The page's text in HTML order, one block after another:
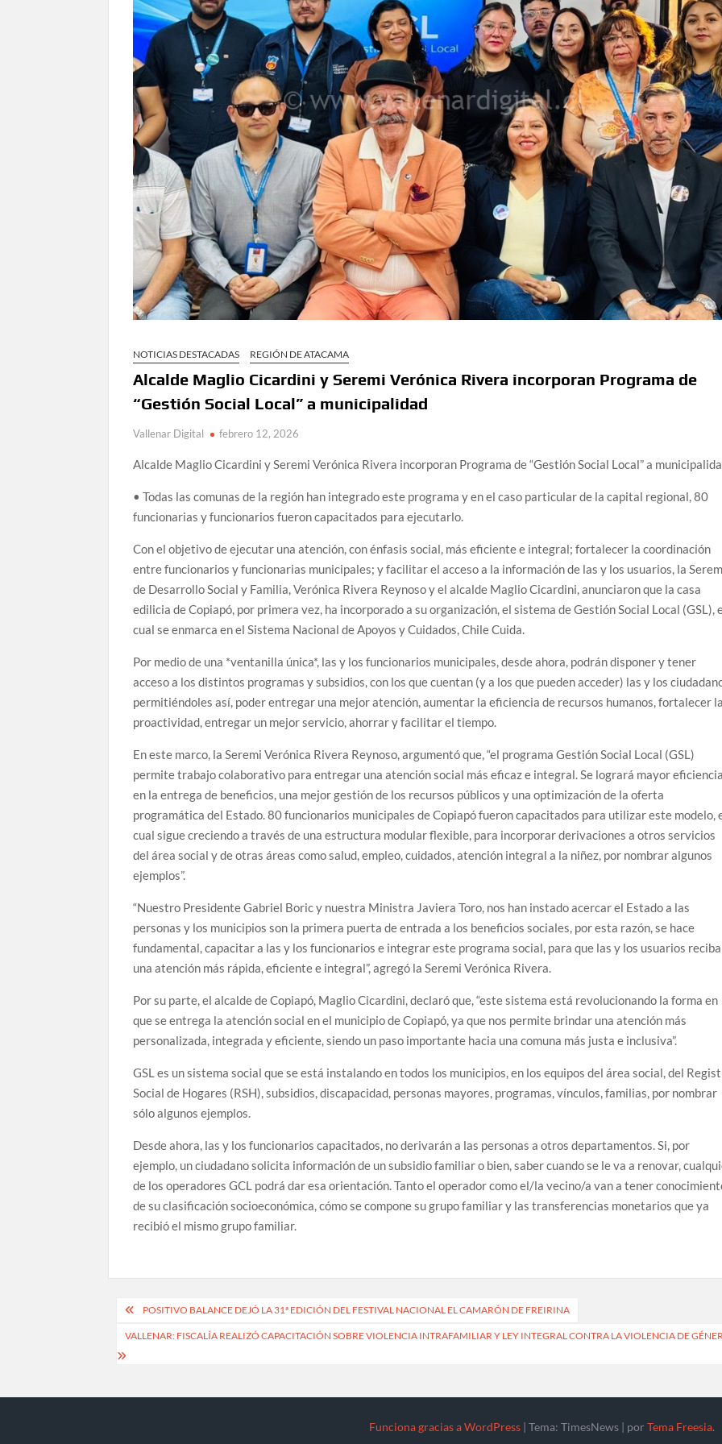
NOTICIAS DESTACADAS REGIÓN DE ATACAMA
Alcalde Maglio Cicardini y Seremi Verónica Rivera incorporan Programa de
“Gestión Social Local” a municipalidad
Vallenar Digital febrero 12, 2026
Alcalde Maglio Cicardini y Seremi Verónica Rivera incorporan Programa de “Gestión Social Local” a
• Todas las comunas de la región han integrado este programa y en el caso particular de la capital regional, 80
funcionarias y funcionarios fueron capacitados para ejecutarlo.
Con el objetivo de ejecutar una atención, con énfasis social, más eficiente e integral; fortalecer la coordinación
entre funcionarios y funcionarias municipales; y facilitar el acceso a la información de las y los usuarios, la
de Desarrollo Social y Familia, Verónica Rivera Reynoso y el alcalde Maglio Cicardini, anunciaron que la casa
edilicia de Copiapó, por primera vez, ha incorporado a su organización, el sistema de Gestión Social Local (GSL),
cual se enmarca en el Sistema Nacional de Apoyos y Cuidados, Chile Cuida.
Por medio de una *ventanilla única*, las y los funcionarios municipales, desde ahora, podrán disponer y tener
acceso a los distintos programas y subsidios, con los que cuentan (y a los que pueden acceder) las y los
permitiéndoles así, poder entregar una mejor atención, aumentar la eficiencia de recursos humanos, fortalecer la
proactividad, entregar un mejor servicio, ahorrar y facilitar el tiempo.
En este marco, la Seremi Verónica Rivera Reynoso, argumentó que, “el programa Gestión Social Local (GSL)
permite trabajo colaborativo para entregar una atención social más eficaz e integral. Se logrará mayor eficiencia
en la entrega de beneficios, una mejor gestión de los recursos públicos y una optimización de la oferta
programática del Estado. 80 funcionarios municipales de Copiapó fueron capacitados para utilizar este modelo,
cual sigue creciendo a través de una estructura modular flexible, para incorporar derivaciones a otros servicios
del área social y de otras áreas como salud, empleo, cuidados, atención integral a la niñez, por nombrar algunos
ejemplos”.
“Nuestro Presidente Gabriel Boric y nuestra Ministra Javiera Toro, nos han instado acercar el Estado a las
personas y los municipios son la primera puerta de entrada a los beneficios sociales, por esta razón, se hace
fundamental, capacitar a las y los funcionarios e integrar este programa social, para que las y los usuarios
una atención más rápida, eficiente e integral”, agregó la Seremi Verónica Rivera.
Por su parte, el alcalde de Copiapó, Maglio Cicardini, declaró que, “este sistema está revolucionando la forma en
que se entrega la atención social en el municipio de Copiapó, ya que nos permite brindar una atención más
personalizada, integrada y eficiente, siendo un paso importante hacia una comuna más justa e inclusiva”.
GSL es un sistema social que se está instalando en todos los municipios, en los equipos del área social, del
Social de Hogares (RSH), subsidios, discapacidad, personas mayores, programas, vínculos, familias, por nombrar
sólo algunos ejemplos.
Desde ahora, las y los funcionarios capacitados, no derivarán a las personas a otros departamentos. Si, por
ejemplo, un ciudadano solicita información de un subsidio familiar o bien, saber cuando se le va a renovar,
de los operadores GCL podrá dar esa orientación. Tanto el operador como el/la vecino/a van a tener
de su clasificación socioeconómica, cómo se compone su grupo familiar y las transferencias monetarios que ya
recibió el mismo grupo familiar.
Navegación
de
entradas
POSITIVO BALANCE DEJÓ LA 31ª EDICIÓN DEL FESTIVAL NACIONAL EL CAMARÓN DE FREIRINA
VALLENAR: FISCALÍA REALIZÓ CAPACITACIÓN SOBRE VIOLENCIA INTRAFAMILIAR Y LEY INTEGRAL CONTRA LA VIOLENCIA DE
Funciona gracias a WordPress | Tema: TimesNews | por Tema Freesia.